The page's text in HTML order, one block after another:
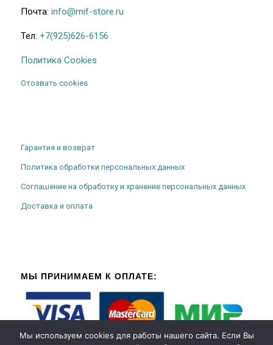
Почта: info@mif-store.ru
Тел: +7(925)626-6156
Политика Cookies
Отозвать cookies
Гарантия и возврат
Политика обработки персональных данных
Соглашение на обработку и хранение персональных данных
Доставка и оплата
МЫ ПРИНИМАЕМ К ОПЛАТЕ:
Мы используем cookies для работы нашего сайта. Если Вы